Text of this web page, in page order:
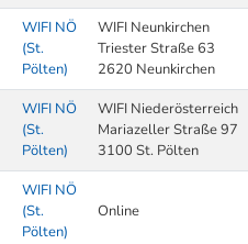
WIFI NÖ
(St.
Pölten)
WIFI Neunkirchen
Triester Straße 63
2620 Neunkirchen
WIFI NÖ
(St.
Pölten)
WIFI Niederösterreich
Mariazeller Straße 97
3100 St. Pölten
WIFI NÖ
(St.
Pölten)
Online